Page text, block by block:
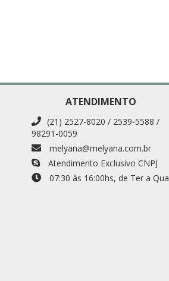
ATENDIMENTO
(21) 2527-8020 / 2539-5588 /
98291-0059
melyana@melyana.com.br
Atendimento Exclusivo CNPJ
07:30 às 16:00hs, de Ter a Qua